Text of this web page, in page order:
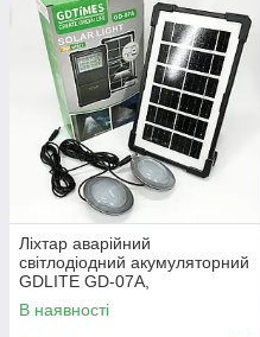
Ліхтар аварійний
світлодіодний акумуляторний
GDLITE GD-07А,
Портативний ліхтар-зарядка
для кемпінгу ET-66
В наявності